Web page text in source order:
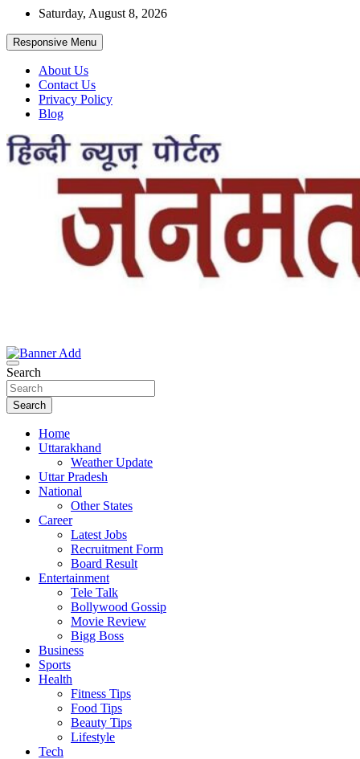
Skip
content
Saturday, August 8, 2026
Responsive Menu
About Us
Contact Us
Privacy Policy
Blog
Search
Search
Home
Uttarakhand
Weather Update
Uttar Pradesh
National
Other States
Career
Latest Jobs
Recruitment Form
Board Result
Entertainment
Tele Talk
Bollywood Gossip
Movie Review
Bigg Boss
Business
Sports
Health
Fitness Tips
Food Tips
Beauty Tips
Lifestyle
Tech